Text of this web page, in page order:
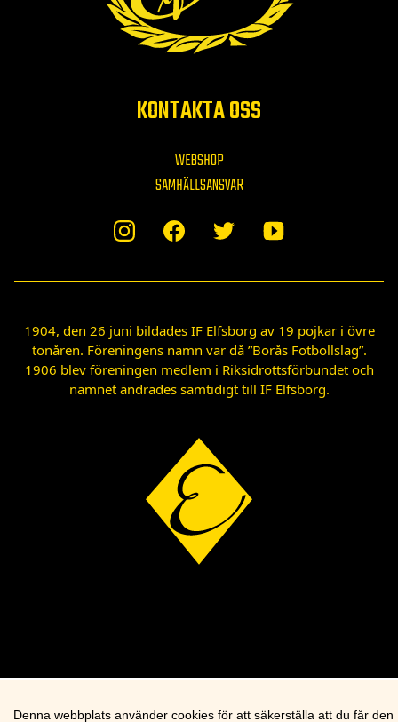
KONTAKTA OSS
WEBSHOP
SAMHÄLLSANSVAR
1904, den 26 juni bildades IF Elfsborg av 19 pojkar i övre
tonåren. Föreningens namn var då ”Borås Fotbollslag”.
1906 blev föreningen medlem i Riksidrottsförbundet och
namnet ändrades samtidigt till IF Elfsborg.
Denna webbplats använder cookies för att säkerställa att du får den